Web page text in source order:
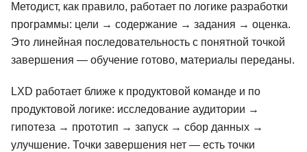
Методист, как правило, работает по логике разработки
программы: цели → содержание → задания → оценка.
Это линейная последовательность с понятной точкой
завершения — обучение готово, материалы переданы.
LXD работает ближе к продуктовой команде и по
продуктовой логике: исследование аудитории →
гипотеза → прототип → запуск → сбор данных →
улучшение. Точки завершения нет — есть точки